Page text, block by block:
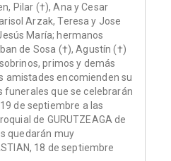
Pilar (†), Ana y Cesar
Arzak, Teresa y Jose
María; hermanos
de Sosa (†), Agustín (†)
primos y demás
amistades encomienden su
funerales que se celebrarán
de septiembre a las
de GURUTZEAGA de
quedarán muy
18 de septiembre